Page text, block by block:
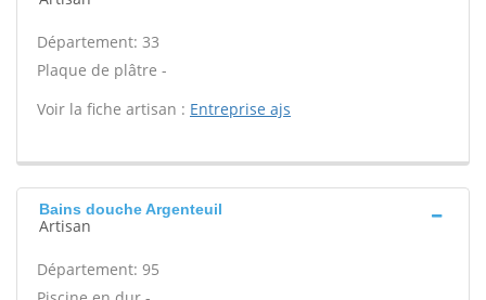
Département: 33
Plaque de plâtre -
Voir la fiche artisan : Entreprise ajs
Bains douche Argenteuil
Artisan
Département: 95